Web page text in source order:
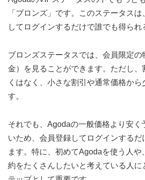
「ブロンズ」です。このステータス
してログインするだけで誰でも得られ
ブロンズステータスでは、会員限定の
金）を見ることができます。ただし、
くはなく、小さな割引や通常価格か
す。
それでも、Agodaの一般価格より安く
いため、会員登録してログインするだ
ます。特に、初めてAgodaを使う人や
約をたくさんしたいと考えている人に